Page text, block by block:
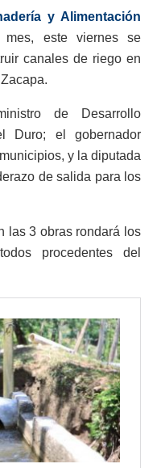
y Alimentación
este viernes se
canales de riego en
de Desarrollo
Duro; el gobernador
y la diputada
de salida para los
las 3 obras rondará los
procedentes del